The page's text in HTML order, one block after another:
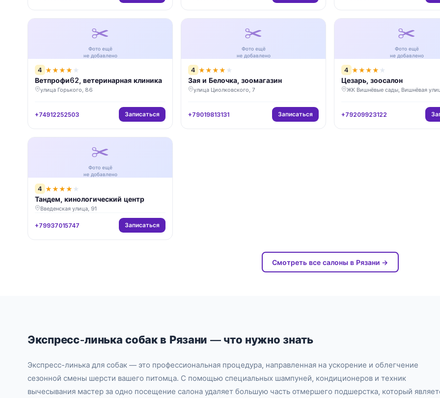
✂️
Фото ещё
не добавлено
4 ★★★★ ★
Ветпрофи62, ветеринарная клиника
улица Горького, 86
+74912252503 Записаться
✂️
Фото ещё
не добавлено
4 ★★★★ ★
Зая и Белочка, зоомагазин
улица Циолковского, 7
+79019813131 Записаться
✂️
Фото ещё
не добавлено
4 ★★★★ ★
Цезарь, зоосалон
ЖК Вишнёвые сады, Вишнёвая
+79209923122
✂️
Фото ещё
не добавлено
4 ★★★★ ★
Тандем, кинологический центр
Введенская улица, 91
+79937015747 Записаться
Смотреть все салоны в Рязани →
Экспресс-линька собак в Рязани — что нужно знать
Экспресс-линька для собак — это профессиональная процедура, направленная на ускорение и облегчение
сезонной смены шерсти вашего питомца. С помощью специальных шампуней, кондиционеров и техник
вычесывания мастер за одно посещение салона удаляет большую часть отмершего подшерстка, который